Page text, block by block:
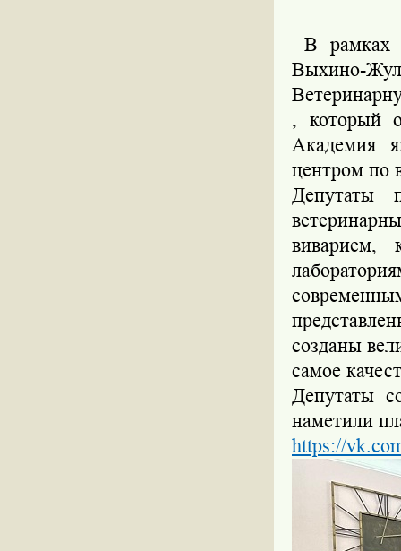
В рамках
Выхино-
, который
Академия
центром по
Депутаты
виварием,
созданы
самое
Депутаты
наметили
https://